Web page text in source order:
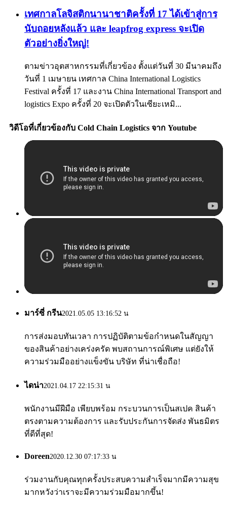
เทศกาลโลจิสติกนานาชาติครั้งที่ 17 ได้เข้าสู่การ
นับถอยหลังแล้ว และ leapfrog express จะเปิด
ตัวอย่างยิ่งใหญ่!
ตามข่าวอุตสาหกรรมที่เกี่ยวข้อง ตั้งแต่วันที่ 30 มีนาคมถึง
วันที่ 1 เมษายน เทศกาล China International Logistics
Festival ครั้งที่ 17 และงาน China International Transport and
logistics Expo ครั้งที่ 20 จะเปิดตัวในเซียะเหมิ...
วิดีโอที่เกี่ยวข้องกับ Cold Chain Logistics จาก Youtube
มาร์ซี่ กรีน2021.05.05 13:16:52 น
การส่งมอบทันเวลา การปฏิบัติตามข้อกำหนดในสัญญา
ของสินค้าอย่างเคร่งครัด พบสถานการณ์พิเศษ แต่ยังให้
ความร่วมมืออย่างแข็งขัน บริษัท ที่น่าเชื่อถือ!
ไดน่า2021.04.17 22:15:31 น
พนักงานมีฝีมือ เพียบพร้อม กระบวนการเป็นสเปค สินค้า
ตรงตามความต้องการ และรับประกันการจัดส่ง พันธมิตร
ที่ดีที่สุด!
Doreen2020.12.30 07:17:33 น
ร่วมงานกับคุณทุกครั้งประสบความสำเร็จมากมีความสุข
มากหวังว่าเราจะมีความร่วมมือมากขึ้น!